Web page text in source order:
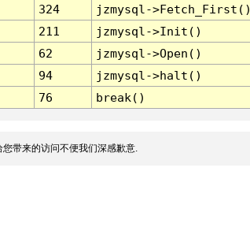
324
jzmysql-
211
jzmysql->Init()
62
jzmysql->Open()
94
jzmysql->halt()
76 break()
带来的访问不便我们深感歉意.